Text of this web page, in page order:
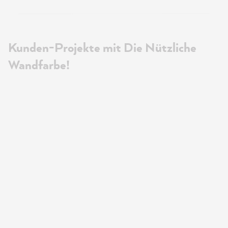
Kunden-Projekte mit Die Nützliche
Wandfarbe!